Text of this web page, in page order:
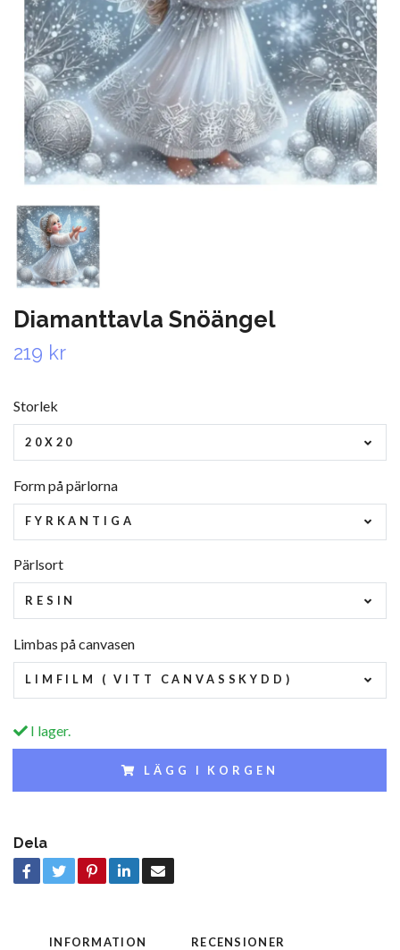
Diamanttavla Snöängel
219 kr
Storlek
20X20
Form på pärlorna
FYRKANTIGA
Pärlsort
RESIN
Limbas på canvasen
LIMFILM ( VITT CANVASSKYDD)
I lager.
LÄGG I KORGEN
Dela
INFORMATION RECENSIONER